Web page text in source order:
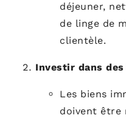
déjeuner,
de linge de
clientèle.
Investir dans
Les biens
doivent être